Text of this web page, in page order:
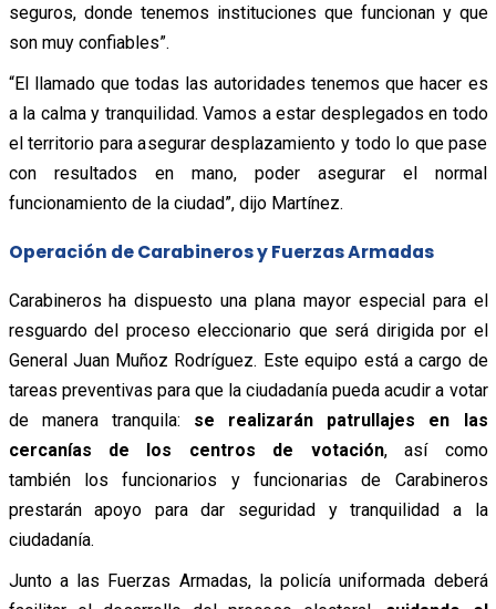
seguros, donde tenemos instituciones que funcionan y que
son muy confiables”.
“El llamado que todas las autoridades tenemos que hacer es
a la calma y tranquilidad. Vamos a estar desplegados en todo
el territorio para asegurar desplazamiento y todo lo que pase
con resultados en mano, poder asegurar el normal
funcionamiento de la ciudad”, dijo Martínez.
Operación de Carabineros y Fuerzas Armadas
Carabineros ha dispuesto una plana mayor especial para el
resguardo del proceso eleccionario que será dirigida por el
General Juan Muñoz Rodríguez. Este equipo está a cargo de
tareas preventivas para que la ciudadanía pueda acudir a votar
de manera tranquila: se realizarán patrullajes en las
cercanías de los centros de votación, así como
también los funcionarios y funcionarias de Carabineros
prestarán apoyo para dar seguridad y tranquilidad a la
ciudadanía.
Junto a las Fuerzas Armadas, la policía uniformada deberá